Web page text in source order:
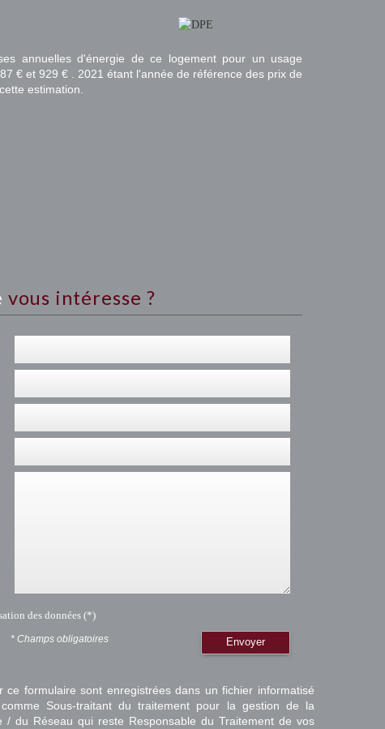
annuelles d'énergie de ce logement pour un usage
€ et 929 € . 2021 étant l'année de référence des prix de
estimation.
vous intéresse ?
des données (*)
Envoyer
* Champs obligatoires
ce formulaire sont enregistrées dans un fichier informatisé
Sous-traitant du traitement pour la gestion de la
/ du Réseau qui reste Responsable du Traitement de vos